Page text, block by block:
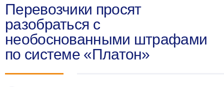
Перевозчики просят
разобраться с
необоснованными штрафами
по системе «Платон»